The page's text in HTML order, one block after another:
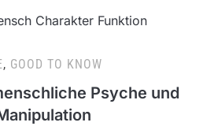
, GOOD TO KNOW
Psyche und